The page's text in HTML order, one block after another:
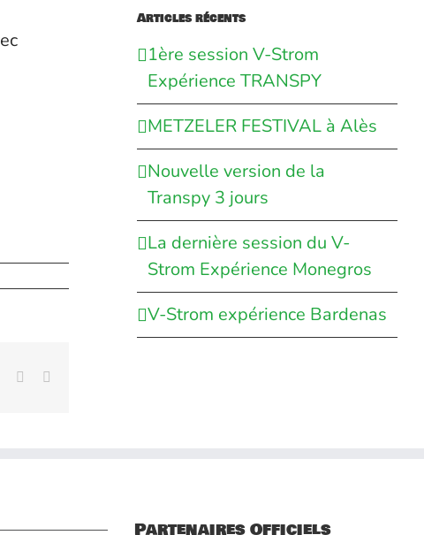
Pinterest
Articles récents
1ère session V-Strom
Expérience TRANSPY
METZELER FESTIVAL à Alès
Nouvelle version de la
Transpy 3 jours
La dernière session du V-
Strom Expérience Monegros
V-Strom expérience Bardenas
Partenaires Officiels